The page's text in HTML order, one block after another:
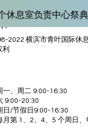
休息室负责中心祭
2022 横滨市青叶国际休
利
一、周二 9:00-16:30
9:00-20:30
日/节假日 9:00-16:30
月第 1、2、4、5 个周日、